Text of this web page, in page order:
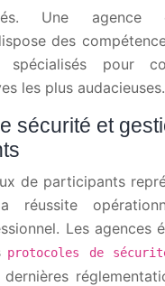
Une agence
des
spécialisés pour
les plus audacieuses.
sécurité et
de participants
réussite
Les agences
protocoles de